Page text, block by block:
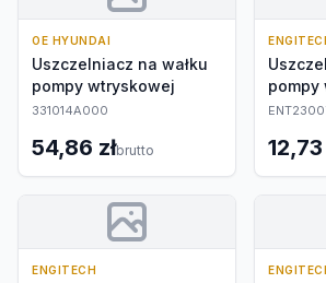
OE HYUNDAI
Uszczelniacz na wałku
pompy wtryskowej
331014A000
54,86 złbrutto
pompy
12,73
ENGITECH